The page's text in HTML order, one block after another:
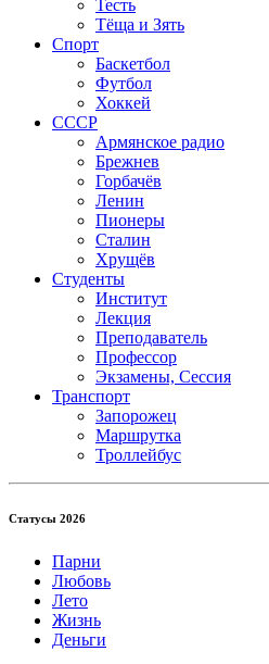
Тесть
Тёща и Зять
Спорт
Баскетбол
Футбол
Хоккей
СССР
Армянское радио
Брежнев
Горбачёв
Ленин
Пионеры
Сталин
Хрущёв
Студенты
Институт
Лекция
Преподаватель
Профессор
Экзамены, Сессия
Транспорт
Запорожец
Маршрутка
Троллейбус
Статуcы 2026
Парни
Любовь
Лето
Жизнь
Деньги